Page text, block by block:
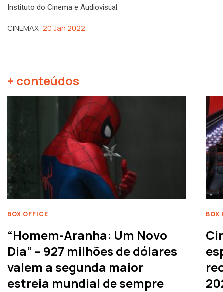
Instituto do Cinema e Audiovisual.
CINEMAX 20 Jan 2022
+ conteúdos
BOX OFFICE
“Homem-Aranha: Um Novo
Dia” – 927 milhões de dólares
valem a segunda maior
estreia mundial de sempre
BOX